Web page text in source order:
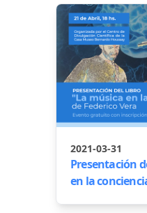
2021-03-31
Presentación
en la